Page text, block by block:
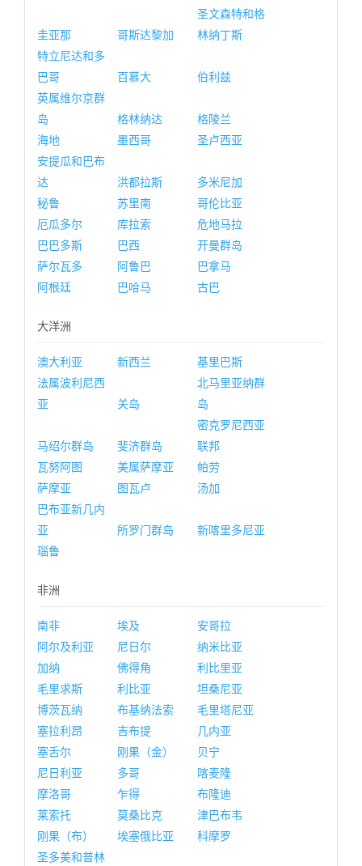
圭亚那 哥斯达黎加
圣文森特和格
林纳丁斯
特立尼达和多
巴哥
百慕大
伯利兹
英属维尔京群
岛
格林纳达
格陵兰
海地
墨西哥
圣卢西亚
安提瓜和巴布
达
洪都拉斯
多米尼加
秘鲁
苏里南
哥伦比亚
厄瓜多尔
库拉索
危地马拉
巴巴多斯
巴西
开曼群岛
萨尔瓦多
阿鲁巴
巴拿马
阿根廷
巴哈马 古巴
大洋洲
澳大利亚 新西兰
基里巴斯
法属波利尼西
亚
关岛
北马里亚纳群
岛
马绍尔群岛 斐济群岛
密克罗尼西亚
联邦
瓦努阿图
美属萨摩亚
帕劳
萨摩亚
图瓦卢
汤加
巴布亚新几内
亚
所罗门群岛
新喀里多尼亚
瑙鲁
非洲
南非 埃及
安哥拉
阿尔及利亚
尼日尔
纳米比亚
加纳
佛得角
利比里亚
毛里求斯
利比亚
坦桑尼亚
博茨瓦纳
布基纳法索
毛里塔尼亚
塞拉利昂
吉布提
几内亚
塞舌尔
刚果（金）
贝宁
尼日利亚
多哥
喀麦隆
摩洛哥
乍得
布隆迪
莱索托
莫桑比克
津巴布韦
刚果（布）
埃塞俄比亚
科摩罗
圣多美和普林